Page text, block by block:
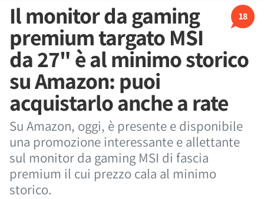
18
Il monitor da gaming
premium targato MSI
da 27" è al minimo storico
su Amazon: puoi
acquistarlo anche a rate
Su Amazon, oggi, è presente e disponibile
una promozione interessante e allettante
sul monitor da gaming MSI di fascia
premium il cui prezzo cala al minimo
storico.